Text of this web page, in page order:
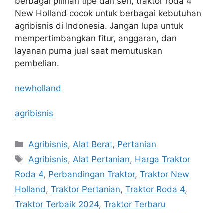
New Holland cocok untuk berbagai kebutuhan
agribisnis di Indonesia. Jangan lupa untuk
mempertimbangkan fitur, anggaran, dan
layanan purna jual saat memutuskan
pembelian.
newholland
agribisnis
Categories
Agribisnis, Alat Berat, Pertanian
Tags
Agribisnis, Alat Pertanian, Harga Traktor
Roda 4, Perbandingan Traktor, Traktor New
Holland , Traktor Pertanian, Traktor Roda 4,
Traktor Terbaik 2024, Traktor Terbaru